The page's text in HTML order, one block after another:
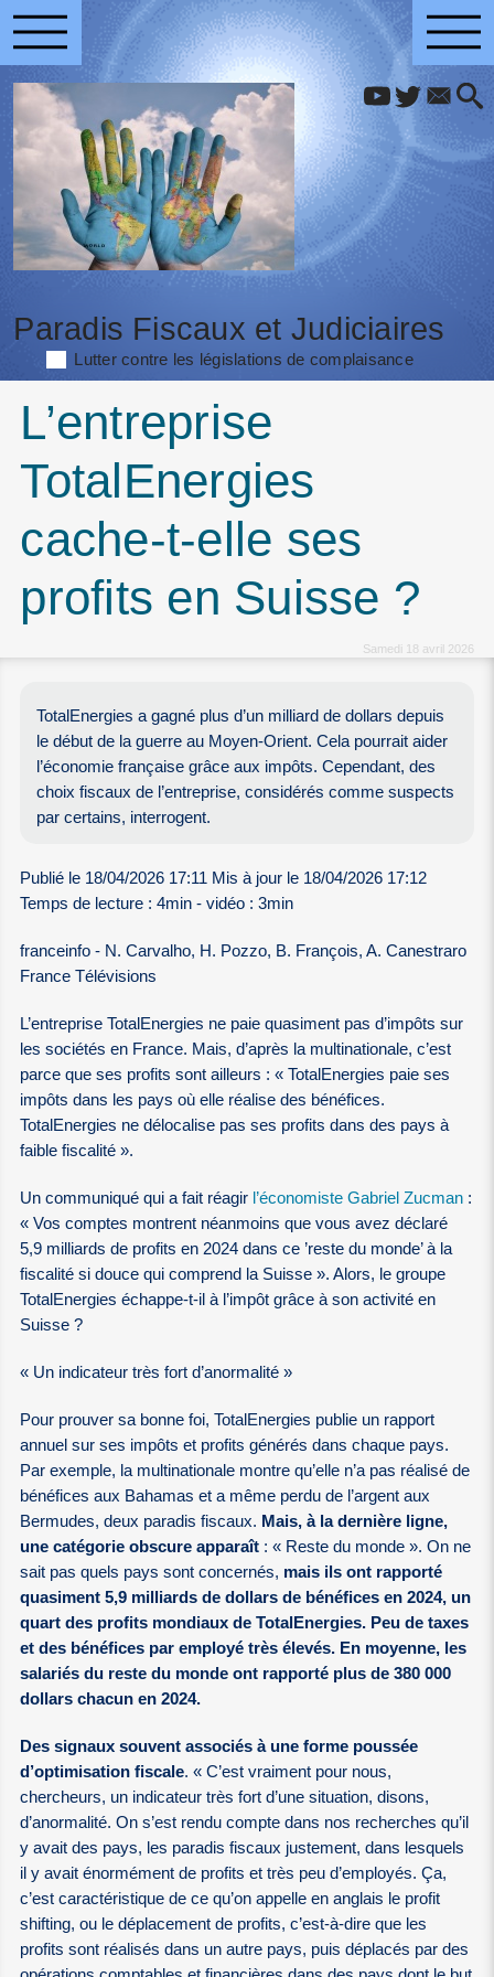
Paradis Fiscaux et Judiciaires
Lutter contre les législations de complaisance
L’entreprise
TotalEnergies
cache-t-elle ses
profits en Suisse ?
Samedi 18 avril 2026
TotalEnergies a gagné plus d’un milliard de dollars depuis
le début de la guerre au Moyen-Orient. Cela pourrait aider
l’économie française grâce aux impôts. Cependant, des
choix fiscaux de l’entreprise, considérés comme suspects
par certains, interrogent.
Publié le 18/04/2026 17:11 Mis à jour le 18/04/2026 17:12
Temps de lecture : 4min - vidéo : 3min
franceinfo - N. Carvalho, H. Pozzo, B. François, A. Canestraro
France Télévisions
L’entreprise TotalEnergies ne paie quasiment pas d’impôts sur
les sociétés en France. Mais, d’après la multinationale, c’est
parce que ses profits sont ailleurs : « TotalEnergies paie ses
impôts dans les pays où elle réalise des bénéfices.
TotalEnergies ne délocalise pas ses profits dans des pays à
faible fiscalité ».
Un communiqué qui a fait réagir l’économiste Gabriel Zucman :
« Vos comptes montrent néanmoins que vous avez déclaré
5,9 milliards de profits en 2024 dans ce ’reste du monde’ à la
fiscalité si douce qui comprend la Suisse ». Alors, le groupe
TotalEnergies échappe-t-il à l’impôt grâce à son activité en
Suisse ?
« Un indicateur très fort d’anormalité »
Pour prouver sa bonne foi, TotalEnergies publie un rapport
annuel sur ses impôts et profits générés dans chaque pays.
Par exemple, la multinationale montre qu’elle n’a pas réalisé de
bénéfices aux Bahamas et a même perdu de l’argent aux
Bermudes, deux paradis fiscaux. Mais, à la dernière ligne,
une catégorie obscure apparaît : « Reste du monde ». On ne
sait pas quels pays sont concernés, mais ils ont rapporté
quasiment 5,9 milliards de dollars de bénéfices en 2024, un
quart des profits mondiaux de TotalEnergies. Peu de taxes
et des bénéfices par employé très élevés. En moyenne, les
salariés du reste du monde ont rapporté plus de 380 000
dollars chacun en 2024.
Des signaux souvent associés à une forme poussée
d’optimisation fiscale. « C’est vraiment pour nous,
chercheurs, un indicateur très fort d’une situation, disons,
d’anormalité. On s’est rendu compte dans nos recherches qu’il
y avait des pays, les paradis fiscaux justement, dans lesquels
il y avait énormément de profits et très peu d’employés. Ça,
c’est caractéristique de ce qu’on appelle en anglais le profit
shifting, ou le déplacement de profits, c’est-à-dire que les
profits sont réalisés dans un autre pays, puis déplacés par des